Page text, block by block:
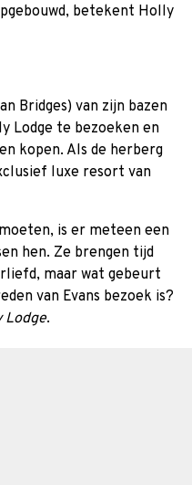
betekent Holly
Bridges) van zijn bazen
Lodge te bezoeken en
kopen. Als de herberg
luxe resort van
is er meteen een
hen. Ze brengen tijd
maar wat gebeurt
van Evans bezoek is?
Lodge.